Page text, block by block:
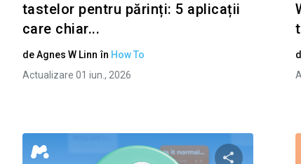
tastelor pentru părinți: 5 aplicații
care chiar...
deAgnes W Linn în How To
Actualizare 01 iun., 2026